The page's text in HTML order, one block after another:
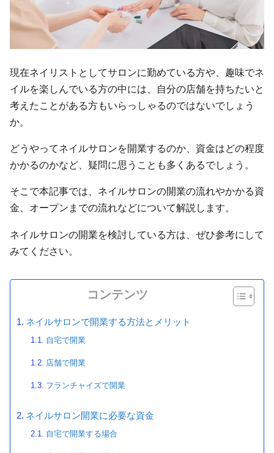
現在ネイリストとしてサロンに勤めている方や、趣味でネ
イルを楽しんでいる方の中には、自分の店舗を持ちたいと
考えたことがある方もいらっしゃるのではないでしょう
か。
どうやってネイルサロンを開業するのか、資金はどの程度
かかるのかなど、疑問に思うことも多くあるでしょう。
そこで本記事では、ネイルサロンの開業の流れやかかる資
金、オープンまでの流れなどについて解説します。
ネイルサロンの開業を検討している方は、ぜひ参考にして
みてください。
コンテンツ
ネイルサロンで開業する方法とメリット
自宅で開業
店舗で開業
フランチャイズで開業
ネイルサロン開業に必要な資金
自宅で開業する場合